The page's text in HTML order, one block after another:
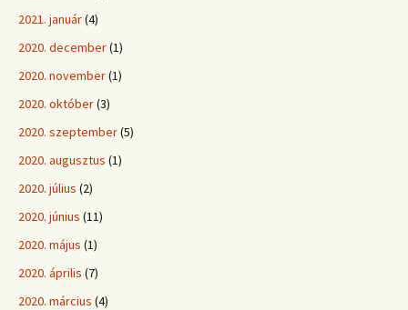
2021. január(4)
2020. december(1)
2020. november(1)
2020. október(3)
2020. szeptember(5)
2020. augusztus (1)
2020. július (2)
2020. június (11)
2020. május (1)
2020. április (7)
2020. március (4)